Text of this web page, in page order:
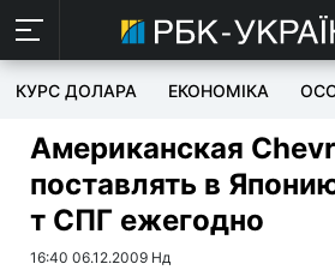
КУРС ДОЛАРА ЕКОНОМІКА
Американская
поставлять в
т СПГ ежегодно
16:40 06.12.2009 Нд